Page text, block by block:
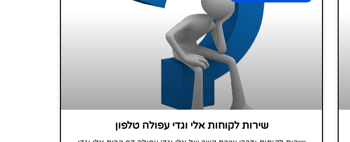
שירות לקוחות אלי וגדי עפולה טלפון